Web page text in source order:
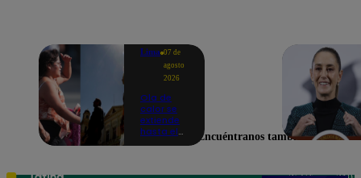
Lima 07 de
agosto
2026
Ola de
calor se
extiende
hasta el
Encuéntranos también en